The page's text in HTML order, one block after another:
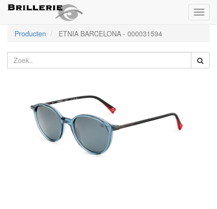
Producten
ETNIA BARCELONA - 000031594